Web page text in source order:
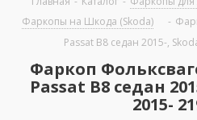
Фаркопы на Шкода (Skoda)
-
Passat B8 седан 2015-,
Фаркоп
Passat B8 седан
2015-